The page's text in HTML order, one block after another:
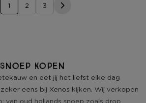
1 2 3
kopen
en eet jij het liefst elke dag
eens bij Xenos kijken. Wij verkopen
van oud hollands snoep zoals drop,